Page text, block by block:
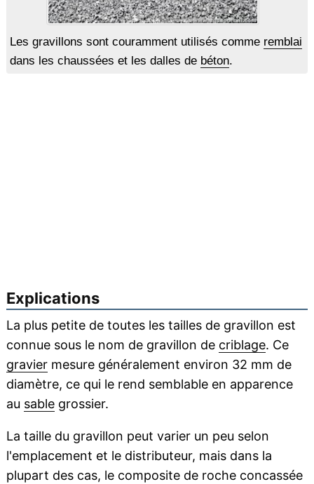
Les gravillons sont couramment utilisés comme remblai
dans les chaussées et les dalles de béton.
Explications
La plus petite de toutes les tailles de gravillon est
connue sous le nom de gravillon de criblage. Ce
graviermesure généralement environ 32 mm de
diamètre, ce qui le rend semblable en apparence
au sablegrossier.
La taille du gravillon peut varier un peu selon
l'emplacement et le distributeur, mais dans la
plupart des cas, le composite de roche concassée